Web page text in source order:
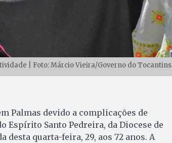
| Foto: Márcio Vieira/Governo do Tocantins
Palmas devido a complicações de
Espírito Santo Pedreira, da Diocese de
quarta-feira, 29, aos 72 anos. A